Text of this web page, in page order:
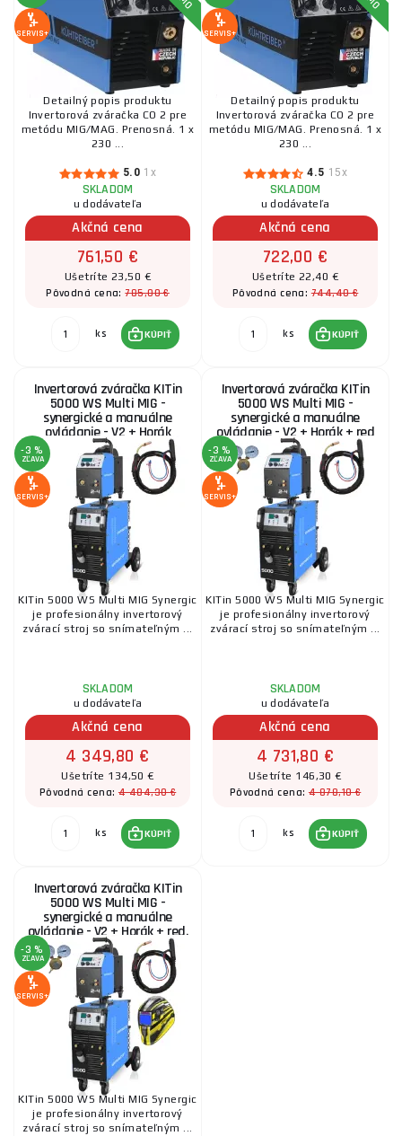
SERVIS+
Detailný popis produktu
Invertorová zváračka CO 2 pre
metódu MIG/MAG. Prenosná. 1 x
230 ...
5.0 1x
SKLADOM
u dodávateľa
Akčná cena
761,50 €
Ušetríte 23,50 €
Pôvodná cena:785,00 €
ks KÚPIŤ
SERVIS+
Detailný popis produktu
Invertorová zváračka CO 2 pre
metódu MIG/MAG. Prenosná. 1 x
230 ...
4.5 15x
SKLADOM
u dodávateľa
Akčná cena
722,00 €
Ušetríte 22,40 €
Pôvodná cena:744,40 €
ks KÚPIŤ
Invertorová zváračka KITin
5000 WS Multi MIG -
synergické a manuálne
ovládanie - V2 + Horák
-3 %
ZĽAVA
SERVIS+
KITin 5000 WS Multi MIG Synergic
je profesionálny invertorový
zvárací stroj so snímateľným ...
SKLADOM
u dodávateľa
Akčná cena
4 349,80 €
Ušetríte 134,50 €
Pôvodná cena:4 484,30 €
ks KÚPIŤ
Invertorová zváračka KITin
5000 WS Multi MIG -
synergické a manuálne
ovládanie - V2 + Horák + red
ventil
-3 %
ZĽAVA
SERVIS+
KITin 5000 WS Multi MIG Synergic
je profesionálny invertorový
zvárací stroj so snímateľným ...
SKLADOM
u dodávateľa
Akčná cena
4 731,80 €
Ušetríte 146,30 €
Pôvodná cena:4 878,10 €
ks KÚPIŤ
Invertorová zváračka KITin
5000 WS Multi MIG -
synergické a manuálne
ovládanie - V2 + Horák + red.
Ventil + Kukla
-3 %
ZĽAVA
SERVIS+
KITin 5000 WS Multi MIG Synergic
je profesionálny invertorový
zvárací stroj so snímateľným ...